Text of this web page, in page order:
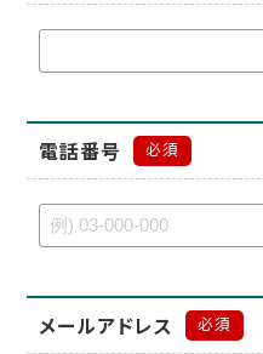
電話番号 必須
メールアドレス 必須